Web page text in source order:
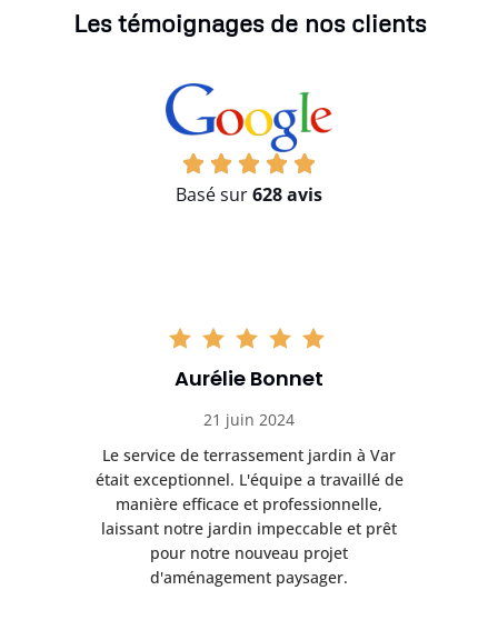
Les témoignages de nos clients
Basé sur628 avis
Aurélie Bonnet
21 juin 2024
Le service de terrassement jardin à Var
était exceptionnel. L'équipe a travaillé de
manière efficace et professionnelle,
laissant notre jardin impeccable et prêt
pour notre nouveau projet
d'aménagement paysager.